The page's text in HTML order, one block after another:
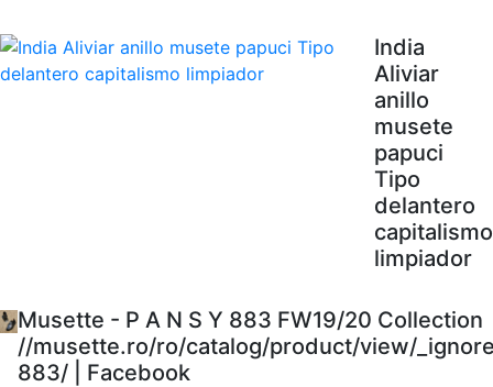
India
Aliviar
anillo
musete
papuci
Tipo
delantero
capitalismo
limpiador
Musette - P A N S Y 883 FW19/20 Collection
//musette.ro/ro/catalog/product/view/
883/ | Facebook